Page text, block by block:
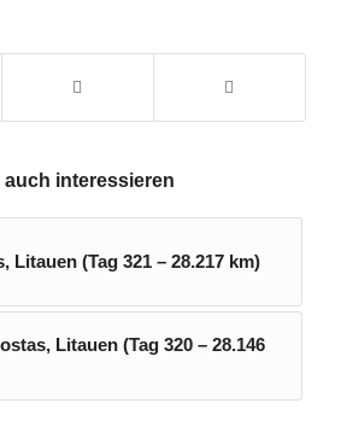
auch interessieren
Litauen (Tag 321 – 28.217 km)
Litauen (Tag 320 – 28.146